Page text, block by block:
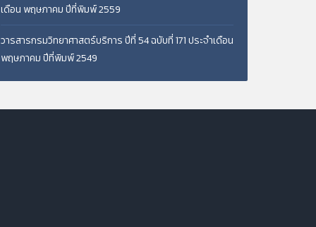
เดือน พฤษภาคม ปีที่พิมพ์ 2559
วารสารกรมวิทยาศาสตร์บริการ ปีที่ 54 ฉบับที่ 171 ประจำเดือน
พฤษภาคม ปีที่พิมพ์ 2549